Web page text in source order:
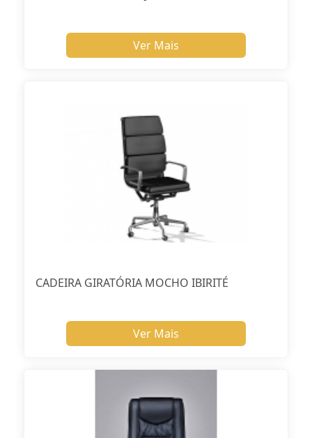
Ver Mais
CADEIRA GIRATÓRIA MOCHO IBIRITÉ
Ver Mais